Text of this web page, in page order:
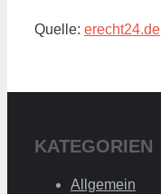
Quelle: erecht24.de
KATEGORIEN
Allgemein